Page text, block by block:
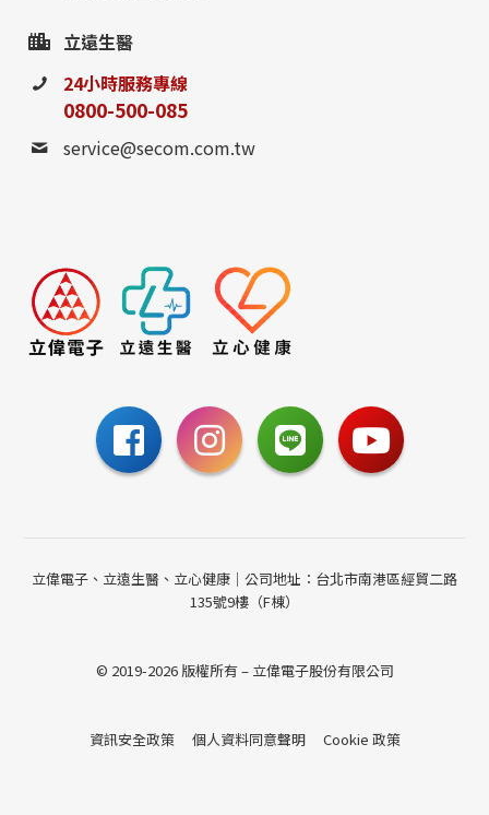
0800-885-095
請至聯絡我們填寫表單，
立遠生醫
24小時服務專線
0800-500-085
service@secom.com.tw
立偉電子、立遠生醫、立心健康｜公司地址：台北市南港區經貿二路
135號9樓（F棟）
© 2019-2026 版權所有 – 立偉電子股份有限公司
資訊安全政策 個人資料同意聲明 Cookie 政策